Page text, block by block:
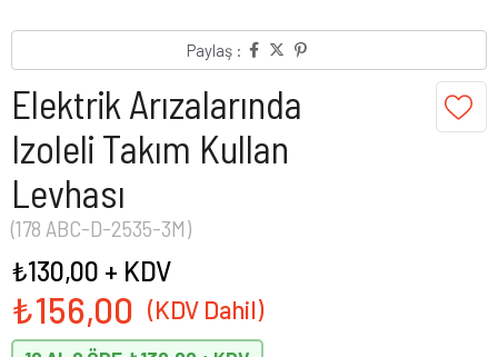
Paylaş :
Elektrik Arızalarında
Izoleli Takım Kullan
Levhası
(178 ABC-D-2535-3M)
₺156,00
₺130,00 + KDV